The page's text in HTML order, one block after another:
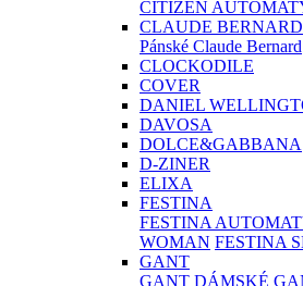
CITIZEN
CLAUDE BERNARD
Pánské Claude Bernard
CLOCKODILE
COVER
DANIEL
DAVOSA
DOLCE&GABBANA
D-ZINER
ELIXA
FESTINA
FESTINA
WOMAN FESTINA
GANT
GANT DÁMSKÉ